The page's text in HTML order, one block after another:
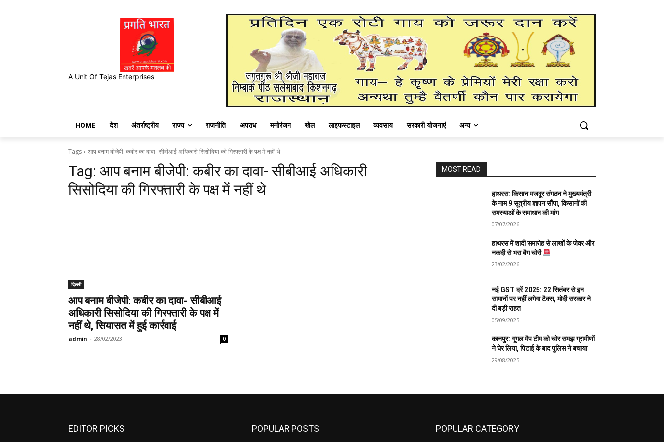
A Unit Of Tejas Enterprises
HOME देश अंतर्राष्ट्रीय राज्य राजनीति अपराध मनोरंजन खेल लाइफस्टाइल व्यवसाय सरकारी योजनाएं अन्य
Tags आप बनाम बीजेपी: कबीर का दावा- सीबीआई अधिकारी सिसोदिया की गिरफ्तारी के पक्ष में नहीं थे
Tag: आप बनाम बीजेपी: कबीर का दावा- सीबीआई अधिकारी
सिसोदिया की गिरफ्तारी के पक्ष में नहीं थे
दिल्ली
आप बनाम बीजेपी: कबीर का दावा- सीबीआई
अधिकारी सिसोदिया की गिरफ्तारी के पक्ष में
नहीं थे, सियासत में हुई कार्रवाई
admin - 28/02/2023 0
MOST READ
हाथरस: किसान मजदूर संगठन ने मुख्यमंत्री
के नाम 9 सूत्रीय ज्ञापन सौंपा, किसानों की
समस्याओं के समाधान की मांग
07/07/2026
हाथरस में शादी समारोह से लाखों के जेवर और
नकदी से भरा बैग चोरी
23/02/2026
नई GST दरें 2025: 22 सितंबर से इन
सामानों पर नहीं लगेगा टैक्स, मोदी सरकार ने
दी बड़ी राहत
05/09/2025
कानपुर: गूगल मैप टीम को चोर समझ ग्रामीणों
ने घेर लिया, पिटाई के बाद पुलिस ने बचाया
29/08/2025
EDITOR PICKS POPULAR POSTS POPULAR CATEGORY